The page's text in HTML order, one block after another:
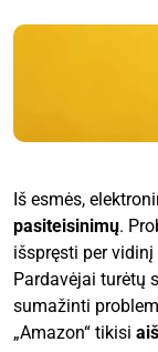
Iš esmės,
pasiteisinimų.
išspręsti per
Pardavėjai turėtų
sumažinti
„Amazon“ tikisi